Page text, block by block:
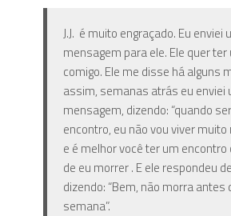
J.J. é muito engraçado. Eu enviei
mensagem para ele. Ele quer
comigo. Ele me disse há alguns
assim, semanas atrás eu enviei
mensagem, dizendo: “quando
encontro, eu não vou viver
e é melhor você ter um
de eu morrer. E ele respondeu
dizendo: “Bem, não morra antes
semana”.